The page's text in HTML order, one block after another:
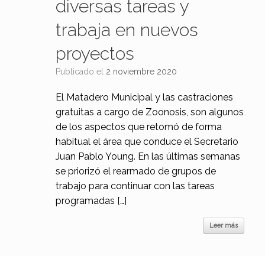
diversas tareas y
trabaja en nuevos
proyectos
Publicado el 2 noviembre 2020
El Matadero Municipal y las castraciones
gratuitas a cargo de Zoonosis, son algunos
de los aspectos que retomó de forma
habitual el área que conduce el Secretario
Juan Pablo Young. En las últimas semanas
se priorizó el rearmado de grupos de
trabajo para continuar con las tareas
programadas […]
Leer más